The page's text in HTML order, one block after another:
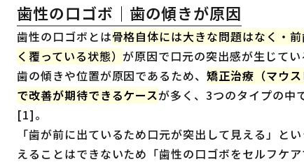
歯性の口ゴボ｜歯の傾きが原因
歯性の口ゴボとは骨格自体には大きな問題はなく・
く覆っている状態）が原因で口元の突出感が生じてい
歯の傾きや位置が原因であるため、 矯正治療（マウ
で改善が期待できるケースが多く、3つのタイプの中
[1]。
「歯が前に出ているため口元が突出して見える」と
えることはできないため「歯性の口ゴボをセルフケ